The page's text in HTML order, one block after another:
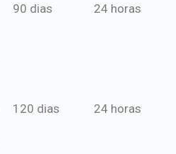
90 dias 24 horas
120 dias 24 horas